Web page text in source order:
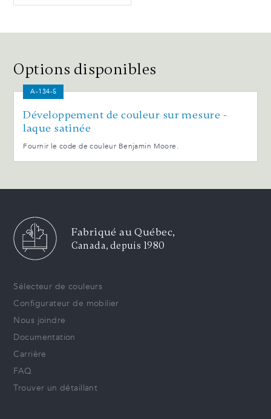
Options disponibles
A-134-S
Développement de couleur sur mesure -
laque satinée
Fournir le code de couleur Benjamin Moore.
Fabriqué au Québec,
Canada, depuis 1980
Sélecteur de couleurs
Configurateur de mobilier
Nous joindre
Documentation
Carrière
FAQ
Trouver un détaillant